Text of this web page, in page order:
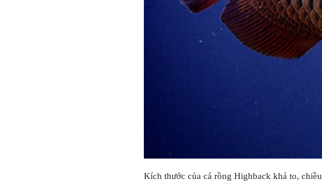
Kích thước của cá rồng Highback khá to,